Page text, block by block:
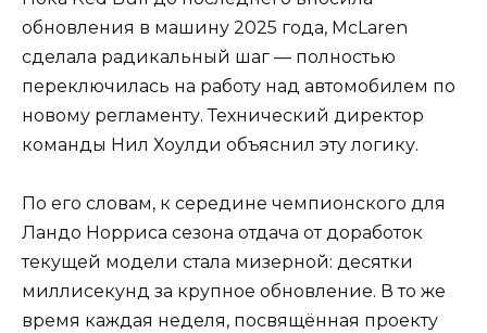
обновления в машину 2025 года, McLaren
сделала радикальный шаг — полностью
переключилась на работу над автомобилем по
новому регламенту. Технический директор
команды Нил Хоулди объяснил эту логику.
По его словам, к середине чемпионского для
Ландо Норриса сезона отдача от доработок
текущей модели стала мизерной: десятки
миллисекунд за крупное обновление. В то же
время каждая неделя, посвящённая проекту